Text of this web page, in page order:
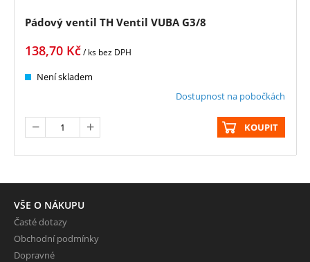
Pádový ventil TH Ventil VUBA G3/8
138,70 Kč/ ks bez DPH
Není skladem
Dostupnost na pobočkách
KOUPIT
VŠE O NÁKUPU
Časté dotazy
Obchodní podmínky
Dopravné